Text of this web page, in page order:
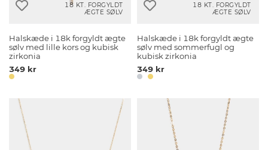
18 KT. FORGYLDT
ÆGTE SØLV
Halskæde i 18k forgyldt ægte
sølv med lille kors og kubisk
zirkonia
349 kr
18 KT. FORGYLDT
ÆGTE SØLV
Halskæde i 18k forgyldt ægte
sølv med sommerfugl og
kubisk zirkonia
349 kr